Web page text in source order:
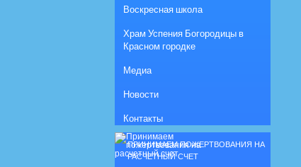
Воскресная школа
Храм Успения Богородицы в
Красном городке
Медиа
Новости
Контакты
ПРИНИМАЕМ ПОЖЕРТВОВАНИЯ НА
РАСЧЕТНЫЙ СЧЕТ